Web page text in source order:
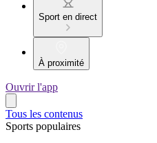
Sport en direct
À proximité
Ouvrir l'app
Tous les contenus
Sports populaires